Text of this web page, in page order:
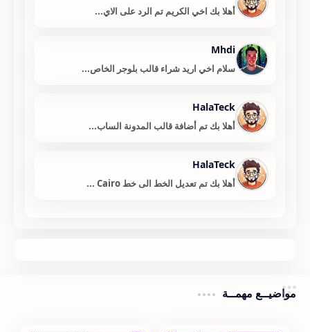
أهلا بك اخي الكريم تم الرد على الاي...
Mhdi
سلام اخي اريد شراء قالب بلوجر الخاص...
HalaTeck
أهلا بك تم أضافة قالب المدونة الساب...
HalaTeck
أهلا بك تم تعديل الخط الى خط Cairo ...
مواضيــع مهمــة